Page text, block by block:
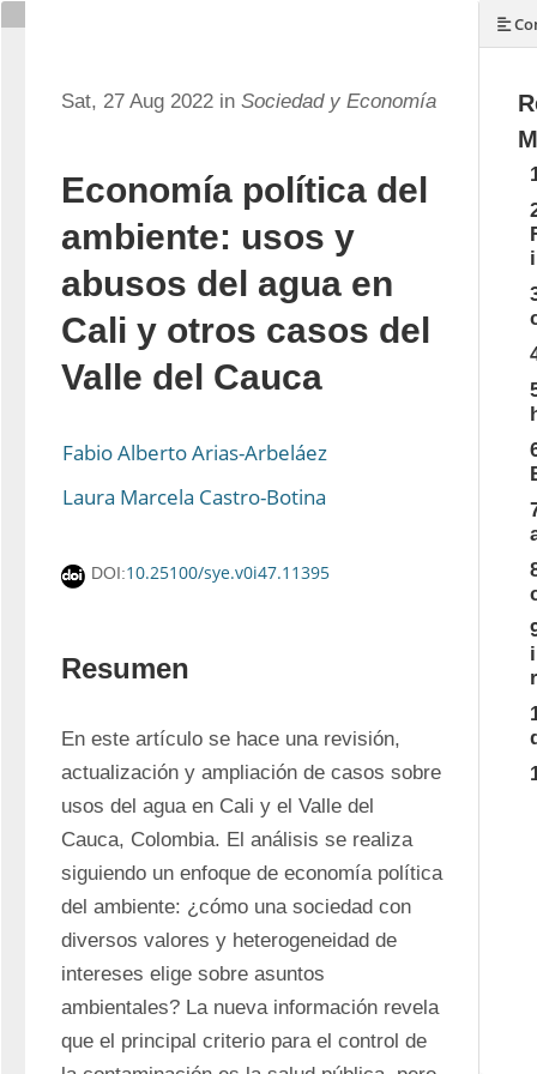
Sat, 27 Aug 2022 in Sociedad y Economía
Economía política del
ambiente: usos y
abusos del agua en
Cali y otros casos del
Valle del Cauca
Fabio Alberto Arias-Arbeláez
Laura Marcela Castro-Botina
DOI:10.25100/sye.v0i47.11395
Resumen
En este artículo se hace una revisión,
actualización y ampliación de casos sobre
usos del agua en Cali y el Valle del
Cauca, Colombia. El análisis se realiza
siguiendo un enfoque de economía política
del ambiente: ¿cómo una sociedad con
diversos valores y heterogeneidad de
intereses elige sobre asuntos
ambientales? La nueva información revela
que el principal criterio para el control de